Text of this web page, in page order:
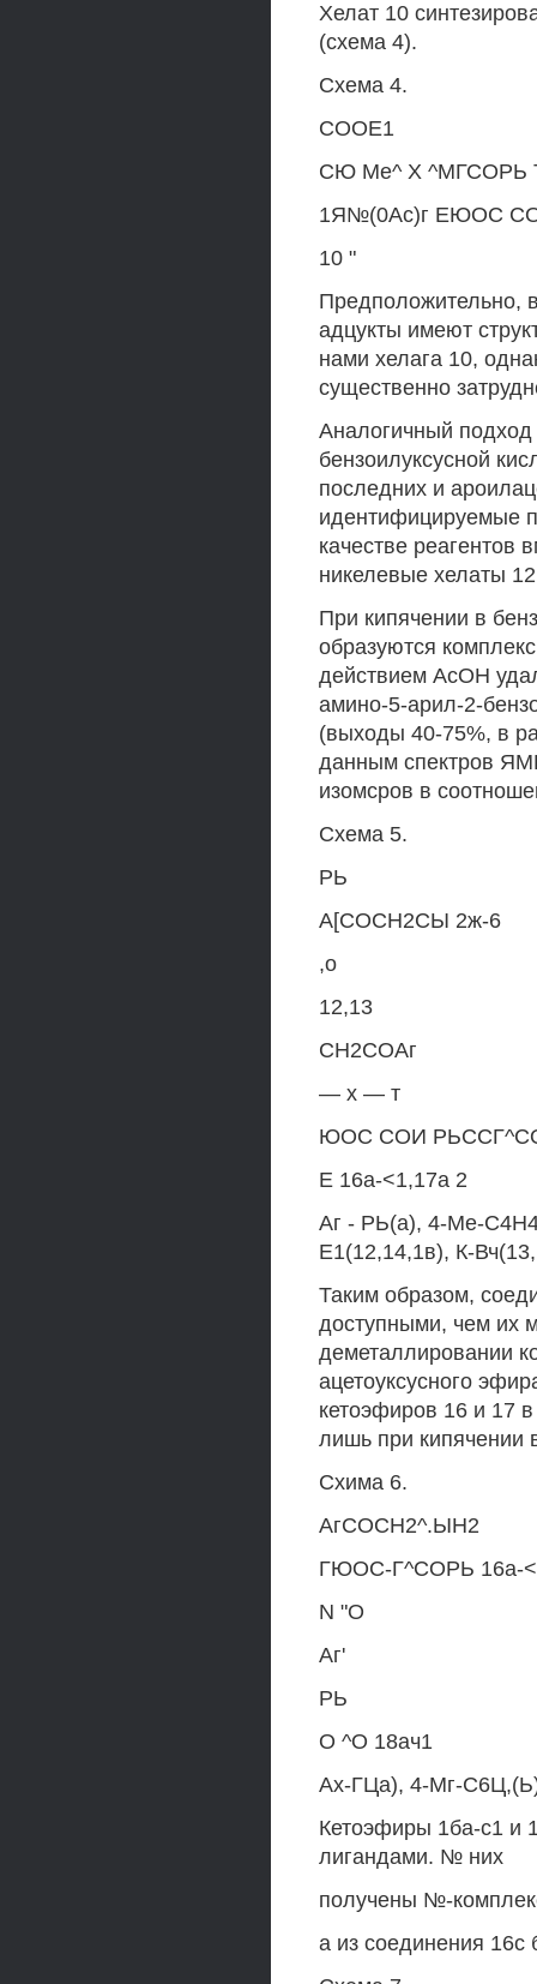
Хелат 10
(схема 4).
Схема 4.
СООЕ1
СЮ Ме^ X ^МГСОРЬ
1Я№(0Ас)г ЕЮОС
10 "
Предположительно,
адцукты имеют
нами хелага 10,
существенно
Аналогичный
бензоилуксусной
последних и
идентифицируемые
качестве реагентов
никелевые хелаты
При кипячении в
образуются
действием АсОН
амино-5-арил-2-
(выходы 40-75%, в
данным спектров
изомсров в
Схема 5.
РЬ
А[СОСН2СЫ 2ж-6
,о
12,13
СН2СОАг
— х — т
ЮОС СОИ
Е 16а-<1,17а 2
Аг - РЬ(а), 4-Ме-
Е1(12,14,1в), К-
Таким образом,
доступными, чем их
деметаллировании
ацетоуксусного
кетоэфиров 16 и 17
лишь при кипячении
Схима 6.
АгСОСН2^.ЫН2
ГЮОС-Г^СОРЬ 16а-
N "О
Аг'
РЬ
О ^О 18ач1
Ах-ГЦа), 4-Мг-
Кетоэфиры 1ба-с1 и
лигандами. № них
получены №-
а из соединения 16с